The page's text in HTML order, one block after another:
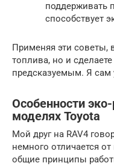
поддерживать
способствует
Применяя эти советы,
топлива, но и
предсказуемым. Я сам
Особенности
моделях Toyota
Мой друг на RAV4
немного отличается
общие принципы